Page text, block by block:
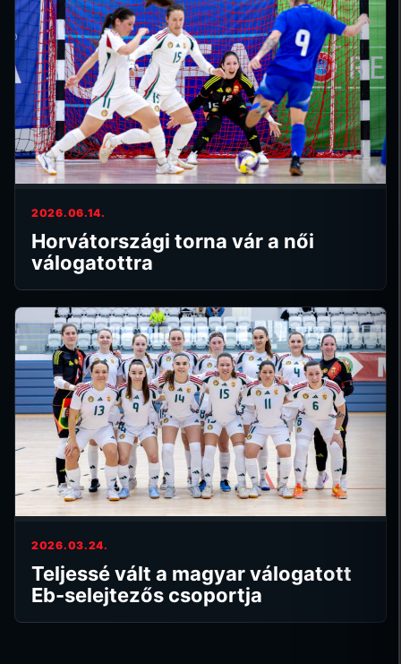
2026.06.14.
Horvátországi torna vár a női
válogatottra
2026.03.24.
Teljessé vált a magyar válogatott
Eb-selejtezős csoportja